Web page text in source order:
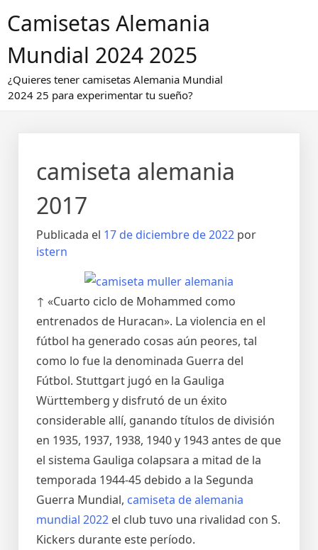
alCamisetas Alemania
Mundial 2024 2025
¿Quieres tener camisetas Alemania Mundial
2024 25 para experimentar tu sueño?
camiseta alemania
2017
Publicada el 17 de diciembre de 2022 por
istern
↑ «Cuarto ciclo de Mohammed como
entrenados de Huracan». La violencia en el
fútbol ha generado cosas aún peores, tal
como lo fue la denominada Guerra del
Fútbol. Stuttgart jugó en la Gauliga
Württemberg y disfrutó de un éxito
considerable allí, ganando títulos de división
en 1935, 1937, 1938, 1940 y 1943 antes de que
el sistema Gauliga colapsara a mitad de la
temporada 1944-45 debido a la Segunda
Guerra Mundial, camiseta de alemania
mundial 2022 el club tuvo una rivalidad con S.
Kickers durante este período.